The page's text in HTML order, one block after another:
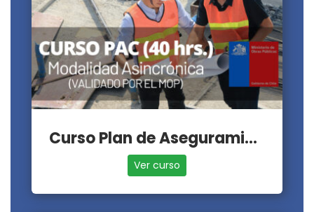
Curso Plan de Aseguramiento de la Calidad - PAC
Ver curso